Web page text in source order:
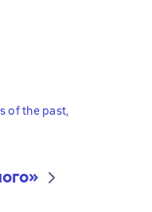
of the past,